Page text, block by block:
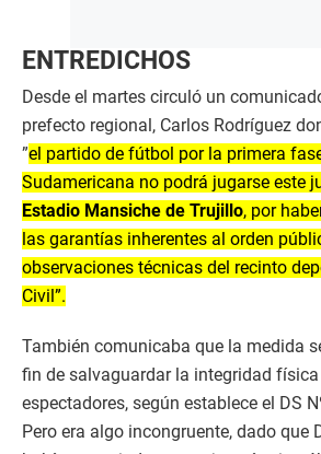
ENTREDICHOS
Desde el martes circuló un
prefecto regional, Carlos Rodríguez
”el partido de fútbol por la primera
Sudamericana no podrá jugarse este
Estadio Mansiche de Trujillo, por
las garantías inherentes al orden
observaciones técnicas del recinto
Civil”.
También comunicaba que la medida
fin de salvaguardar la integridad
espectadores, según establece el DS
Pero era algo incongruente, dado que